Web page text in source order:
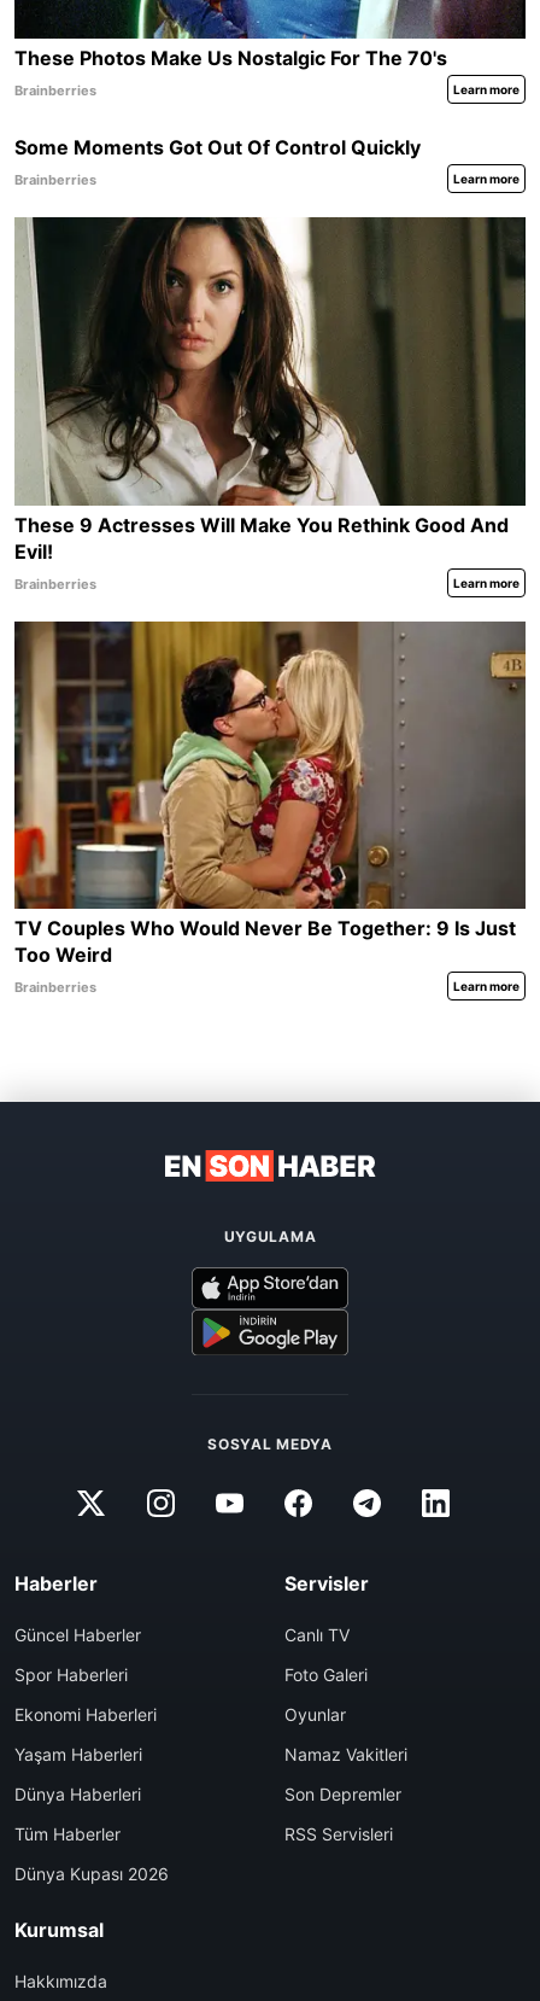
UYGULAMA
SOSYAL MEDYA
Haberler
Güncel Haberler
Spor Haberleri
Ekonomi Haberleri
Yaşam Haberleri
Dünya Haberleri
Tüm Haberler
Dünya Kupası 2026
Servisler
Canlı TV
Foto Galeri
Oyunlar
Namaz Vakitleri
Son Depremler
RSS Servisleri
Kurumsal
Hakkımızda